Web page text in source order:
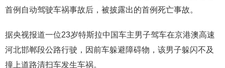
首例自动驾驶车祸事故后，被披露出的首例死亡事故。
据央视报道一位23岁特斯拉中国车主男子驾车在京港澳高速
河北邯郸段公路行驶，因前车躲避障碍物，该男子躲闪不及
撞上道路清扫车发生车祸。